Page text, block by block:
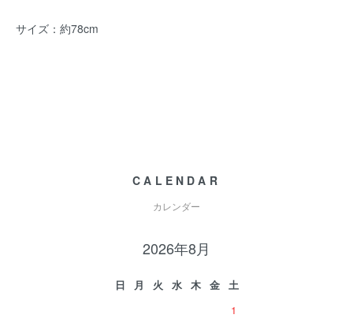
サイズ：約78cm
CALENDAR
カレンダー
2026年8月
日 月 火 水 木 金
土
1